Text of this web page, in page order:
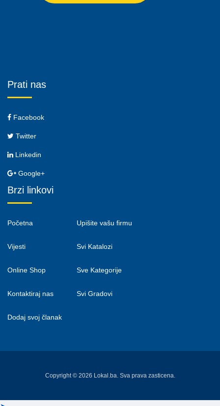
Prati nas
Facebook
Twitter
Linkedin
Google+
Brzi linkovi
Početna
Vijesti
Online Shop
Kontaktiraj nas
Dodaj svoj članak
Upišite vašu firmu
Svi Katalozi
Sve Kategorije
Svi Gradovi
Copyright © 2026 Lokal.ba. Sva prava zasticena.